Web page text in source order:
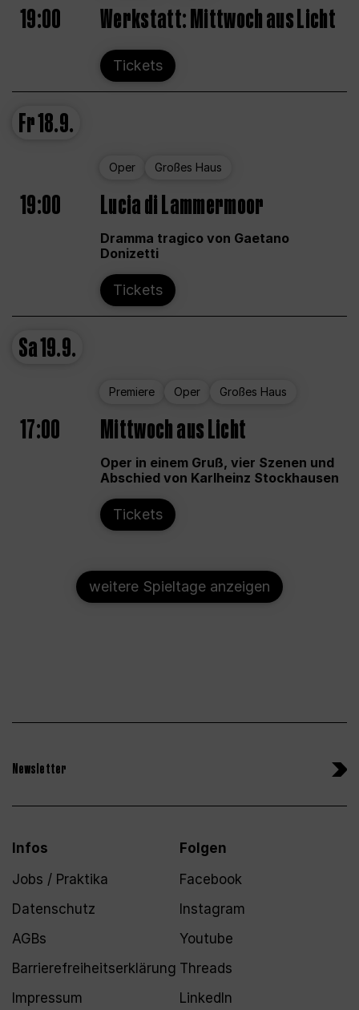
19:00 Werkstatt: Mittwoch aus Licht
Tickets
Fr18.9.
Oper Großes Haus
19:00 Lucia di Lammermoor
Dramma tragico von Gaetano
Donizetti
Tickets
Sa19.9.
Premiere Oper Großes Haus
17:00 Mittwoch aus Licht
Oper in einem Gruß, vier Szenen und
Abschied von Karlheinz Stockhausen
Tickets
weitere Spieltage anzeigen
Newsletter
Infos
Jobs / Praktika
Datenschutz
AGBs
Barrierefreiheitserklärung
Impressum
Folgen
Facebook
Instagram
Youtube
Threads
LinkedIn